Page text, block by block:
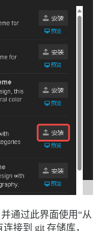
通过此界面使用“从
接到 git 存储库，